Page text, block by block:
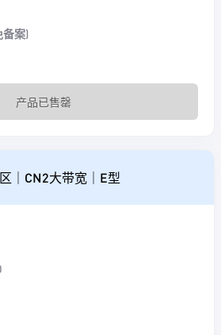
备案)
产品已售罄
｜CN2大带宽｜E型